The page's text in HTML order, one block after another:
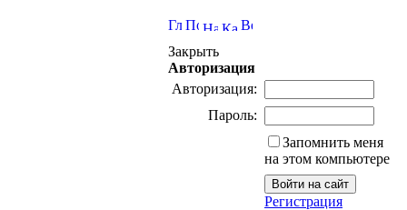
Закрыть
Авторизация
Авторизация:
Пароль:
Запомнить меня
на этом компьютере
Регистрация